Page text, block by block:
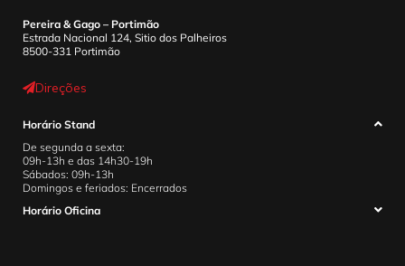
Pereira & Gago – Portimão
Estrada Nacional 124, Sitio dos Palheiros
8500-331 Portimão
Direções
Horário Stand
De segunda a sexta:
09h-13h e das 14h30-19h
Sábados: 09h-13h
Domingos e feriados: Encerrados
Horário Oficina